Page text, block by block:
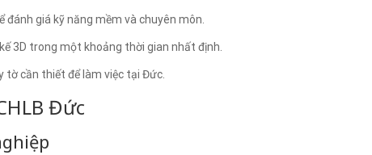
đánh giá kỹ năng mềm và chuyên môn.
3D trong một khoảng thời gian nhất định.
tờ cần thiết để làm việc tại Đức.
Đức